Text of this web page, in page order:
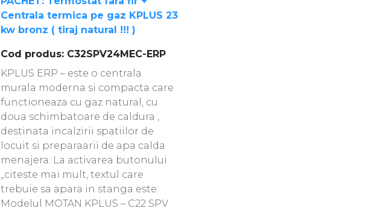
Centrala termica pe gaz KPLUS 23
kw bronz ( tiraj natural !!! )
Cod produs: C32SPV24MEC-ERP
KPLUS ERP – este o centrala
murala moderna si compacta care
functioneaza cu gaz natural, cu
doua schimbatoare de caldura ,
destinata incalzirii spatiilor de
locuit si preparaarii de apa calda
menajera. La activarea butonului
„citeste mai mult, textul care
trebuie sa apara in stanga este:
Modelul MOTAN KPLUS – C22 SPV